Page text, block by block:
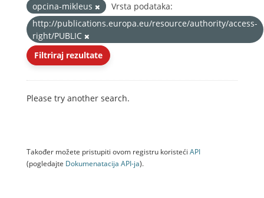
opcina-mikleus
Vrsta podataka:
http://publications.europa.eu/resource/authority/access-
right/PUBLIC
Filtriraj rezultate
Please try another search.
Također možete pristupiti ovom registru koristeći API
(pogledajte Dokumenаtаcijа API-jа).